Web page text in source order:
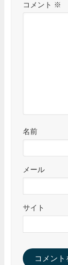
コメント ※
名前
メール
サイト